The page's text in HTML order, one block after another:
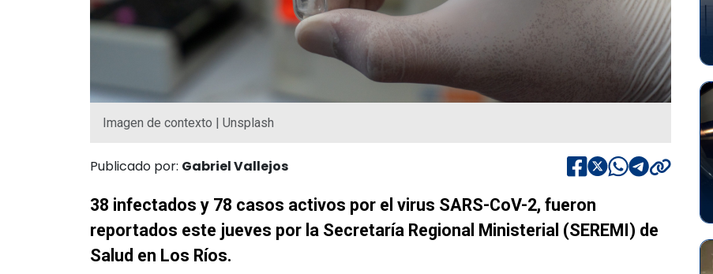
Imagen de contexto | Unsplash
Publicado por: Gabriel Vallejos
38 infectados y 78 casos activos por el virus SARS-CoV-2, fueron
reportados este jueves por la Secretaría Regional Ministerial (SEREMI) de
Salud en Los Ríos.